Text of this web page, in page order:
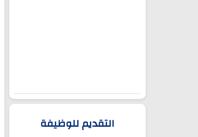
التقديم للوظيفة